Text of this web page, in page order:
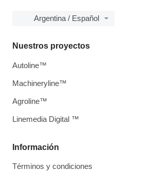
Argentina / Español
Información
Términos y condiciones
Nuestros proyectos
Autoline™
Machineryline™
Agroline™
Linemedia Digital ™